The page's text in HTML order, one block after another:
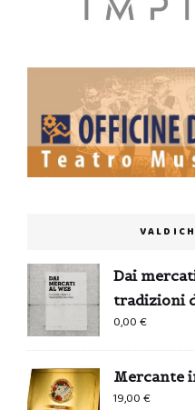
Dai
tradizioni
0,00€
Mercante
19,00€